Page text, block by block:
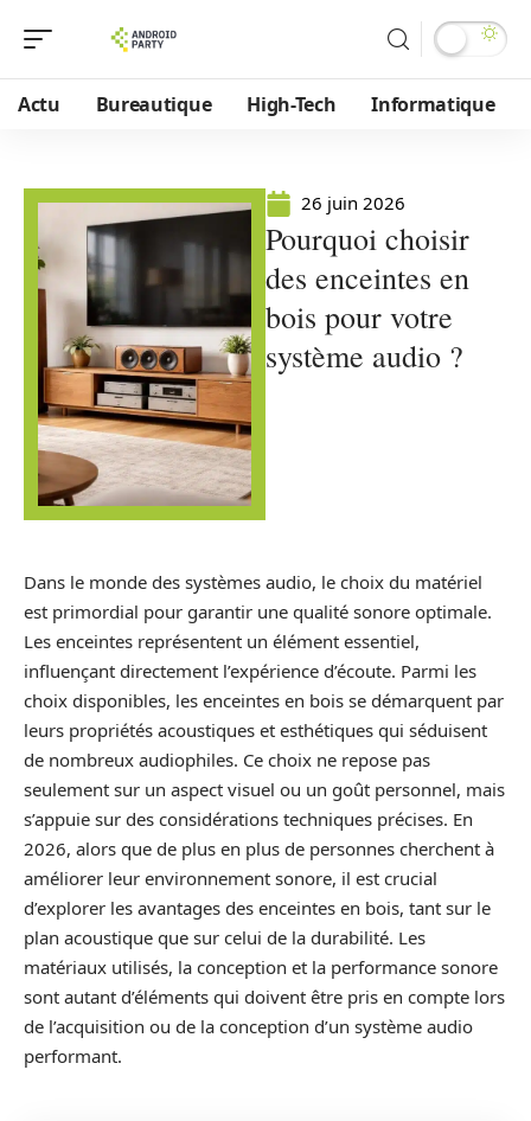
Actu Bureautique High-Tech Informatique
26 juin 2026
Pourquoi choisir
des enceintes en
bois pour votre
système audio ?
Dans le monde des systèmes audio, le choix du matériel
est primordial pour garantir une qualité sonore optimale.
Les enceintes représentent un élément essentiel,
influençant directement l’expérience d’écoute. Parmi les
choix disponibles, les enceintes en bois se démarquent par
leurs propriétés acoustiques et esthétiques qui séduisent
de nombreux audiophiles. Ce choix ne repose pas
seulement sur un aspect visuel ou un goût personnel, mais
s’appuie sur des considérations techniques précises. En
2026, alors que de plus en plus de personnes cherchent à
améliorer leur environnement sonore, il est crucial
d’explorer les avantages des enceintes en bois, tant sur le
plan acoustique que sur celui de la durabilité. Les
matériaux utilisés, la conception et la performance sonore
sont autant d’éléments qui doivent être pris en compte lors
de l’acquisition ou de la conception d’un système audio
performant.